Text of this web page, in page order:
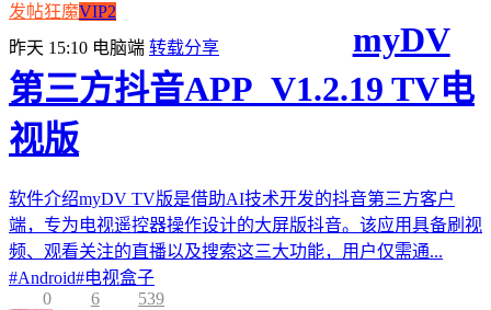
发帖狂魔VIP2
昨天 15:10 电脑端 转载分享
myDV
第三方抖音APP_V1.2.19 TV电
视版
软件介绍myDV TV版是借助AI技术开发的抖音第三方客户
端，专为电视遥控器操作设计的大屏版抖音。该应用具备刷视
频、观看关注的直播以及搜索这三大功能，用户仅需通...
#Android#电视盒子
0
6 539